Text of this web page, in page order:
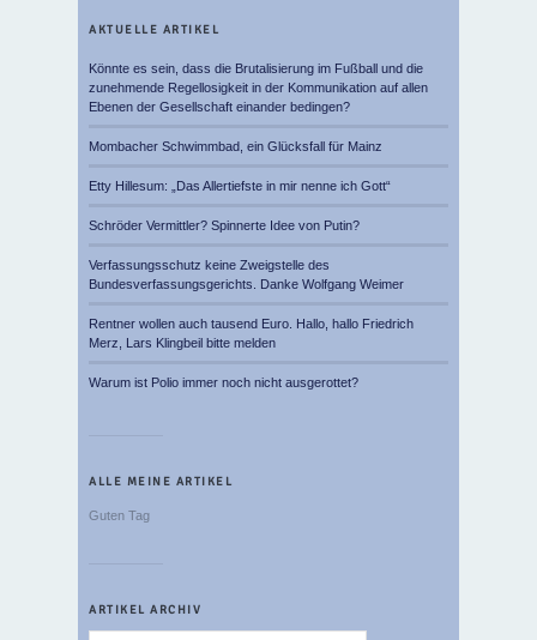
AKTUELLE ARTIKEL
Könnte es sein, dass die Brutalisierung im Fußball und die
zunehmende Regellosigkeit in der Kommunikation auf allen
Ebenen der Gesellschaft einander bedingen?
Mombacher Schwimmbad, ein Glücksfall für Mainz
Etty Hillesum: „Das Allertiefste in mir nenne ich Gott“
Schröder Vermittler? Spinnerte Idee von Putin?
Verfassungsschutz keine Zweigstelle des
Bundesverfassungsgerichts. Danke Wolfgang Weimer
Rentner wollen auch tausend Euro. Hallo, hallo Friedrich
Merz, Lars Klingbeil bitte melden
Warum ist Polio immer noch nicht ausgerottet?
ALLE MEINE ARTIKEL
Guten Tag
ARTIKEL ARCHIV